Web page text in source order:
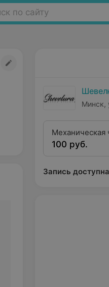
по сайту
Минск,
Механическая
100 руб.
Запись